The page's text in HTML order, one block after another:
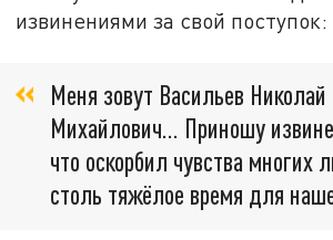
извинениями за свой поступок:
Меня зовут Васильев Николай
Михайлович... Приношу
что оскорбил чувства многих
столь тяжёлое время для